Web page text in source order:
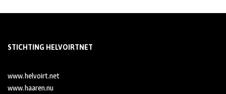
STICHTING HELVOIRTNET
www.helvoirt.net
www.haaren.nu